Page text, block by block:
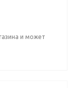
и может